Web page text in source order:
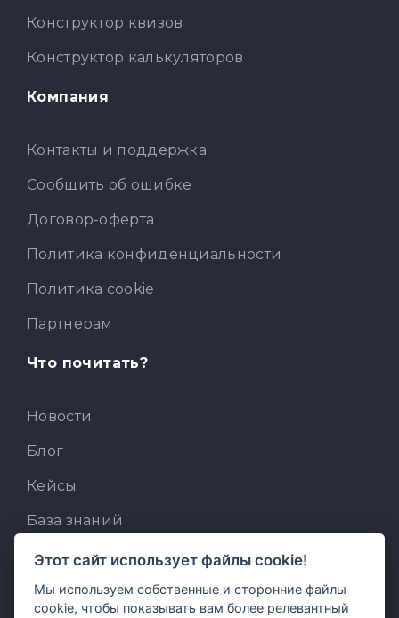
Конструктор квизов
Конструктор калькуляторов
Компания
Контакты и поддержка
Сообщить об ошибке
Договор-оферта
Политика конфиденциальности
Политика cookie
Партнерам
Что почитать?
Новости
Блог
Кейсы
База знаний
Для разработчиков
Встроенный AI-ассистент
Этот сайт использует файлы cookie!
Мы используем собственные и сторонние файлы
cookie, чтобы показывать вам более релевантный